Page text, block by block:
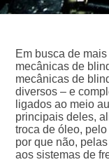
Em busca de
mecânicas de
mecânicas de
diversos – e
ligados ao meio
principais deles,
troca de óleo,
por que não,
aos sistemas de